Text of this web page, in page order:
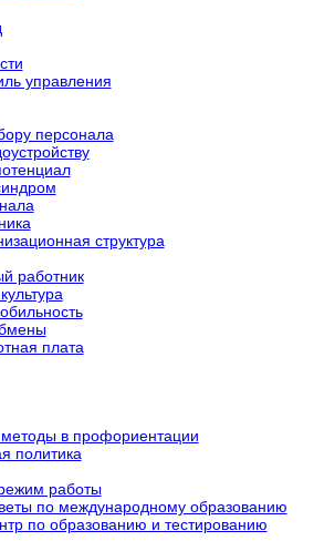
управления
персонала
структура
работник
плата
в профориентации
политика
работы
по международному образованию
по образованию и тестированию